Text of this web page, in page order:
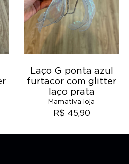
Laço G ponta azul
furtacor com glitter
laço prata
Mamativa loja
R$ 45,90